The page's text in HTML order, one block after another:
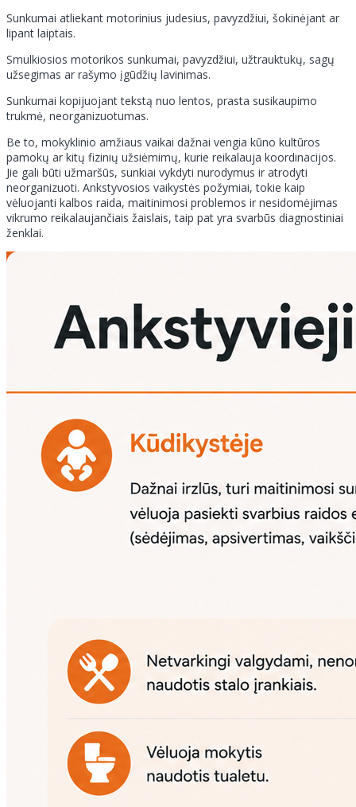
Sunkumai atliekant motorinius judesius, pavyzdžiui, šokinėjant ar
lipant laiptais.
Smulkiosios motorikos sunkumai, pavyzdžiui, užtrauktukų, sagų
užsegimas ar rašymo įgūdžių lavinimas.
Sunkumai kopijuojant tekstą nuo lentos, prasta susikaupimo
trukmė, neorganizuotumas.
Be to, mokyklinio amžiaus vaikai dažnai vengia kūno kultūros
pamokų ar kitų fizinių užsiėmimų, kurie reikalauja koordinacijos.
Jie gali būti užmaršūs, sunkiai vykdyti nurodymus ir atrodyti
neorganizuoti. Ankstyvosios vaikystės požymiai, tokie kaip
vėluojanti kalbos raida, maitinimosi problemos ir nesidomėjimas
vikrumo reikalaujančiais žaislais, taip pat yra svarbūs diagnostiniai
ženklai.